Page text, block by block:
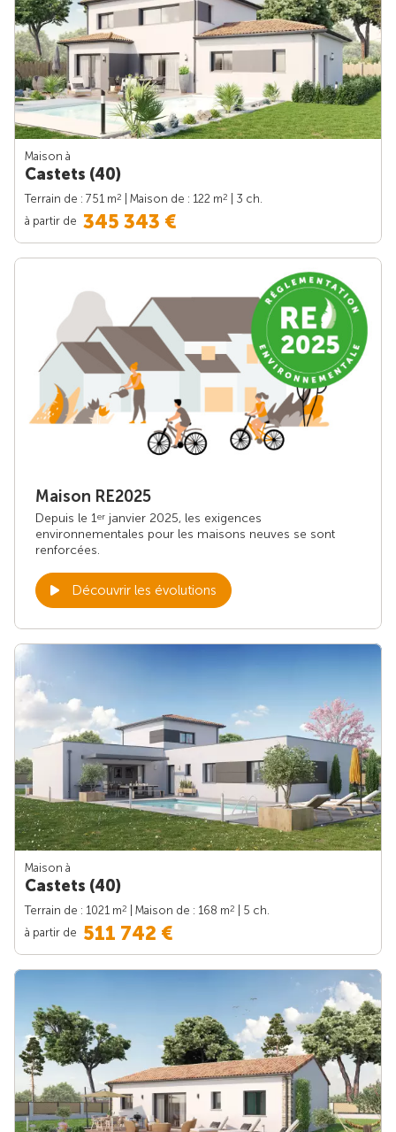
Maison à
Castets (40)
Terrain de : 751 m2 | Maison de : 122 m2
| 3 ch.
à partir de 345 343 €
Maison RE2025
Depuis le 1er janvier 2025, les exigences
environnementales pour les maisons neuves se sont
renforcées.
Découvrir les évolutions
Maison à
Castets (40)
Terrain de : 1021 m2 | Maison de : 168 m2
| 5 ch.
à partir de 511 742 €